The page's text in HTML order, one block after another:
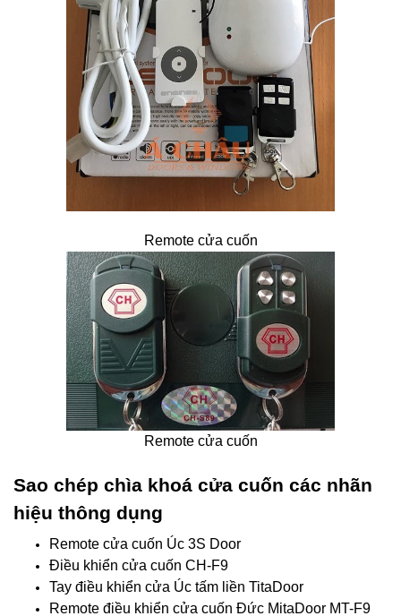
Remote cửa cuốn
Remote cửa cuốn
Sao chép chìa khoá cửa cuốn các nhãn
hiệu thông dụng
Remote cửa cuốn Úc 3S Door
Điều khiển cửa cuốn CH-F9
Tay điều khiển cửa Úc tấm liền TitaDoor
Remote điều khiển cửa cuốn Đức MitaDoor MT-F9